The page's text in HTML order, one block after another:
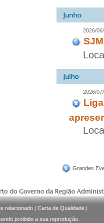
2026/
2026/
Grandes
relacionado Carta de Qualidade
proibido a sua reprodução.